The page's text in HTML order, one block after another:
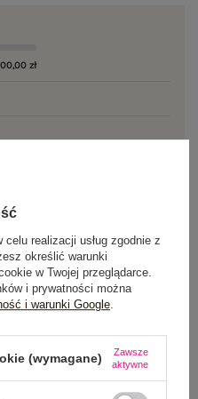
zł
realizacji usług zgodnie z
określić warunki
w Twojej przeglądarce.
i prywatności można
i warunki Google.
(wymagane)
Zawsze
aktywne